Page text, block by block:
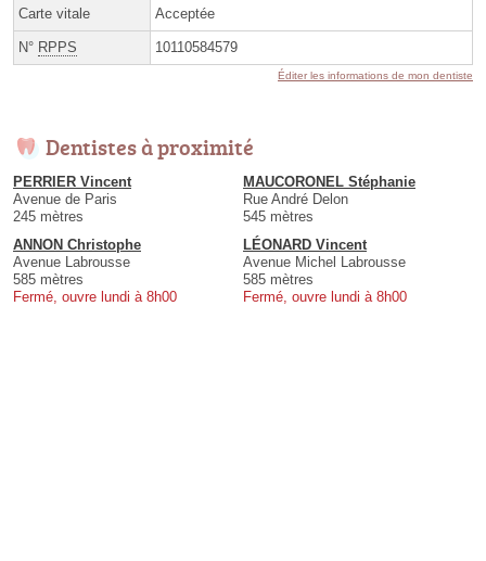
Carte vitale Acceptée
N° RPPS 10110584579
Éditer les informations de mon dentiste
Dentistes à proximité
PERRIER Vincent
Avenue de Paris
245 mètres
MAUCORONEL Stéphanie
Rue André Delon
545 mètres
ANNON Christophe
Avenue Labrousse
585 mètres
Fermé, ouvre lundi à 8h00
LÉONARD Vincent
Avenue Michel Labrousse
585 mètres
Fermé, ouvre lundi à 8h00